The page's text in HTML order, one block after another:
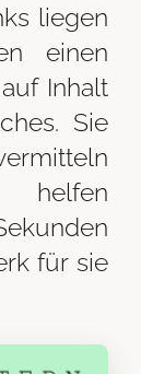
liegen
einen
Inhalt
Sie
für sie